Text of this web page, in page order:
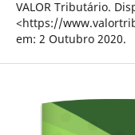
VALOR Tributário.
<https://
em: 2 Outubro 2020.